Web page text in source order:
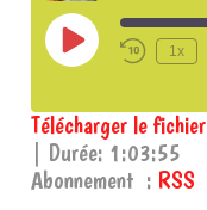
Play
Episode
1x
RSS
SHARE
Télécharger le fichier
Durée: 1:03:55
Abonnement : RSS